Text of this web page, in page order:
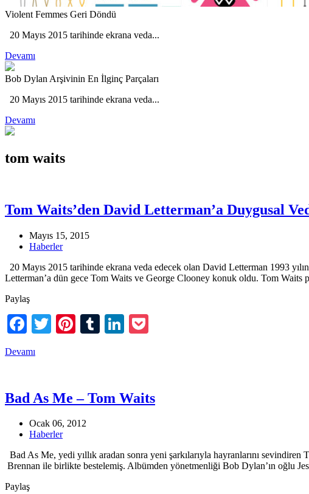
Violent Femmes Geri Döndü
20 Mayıs 2015 tarihinde ekrana veda...
Devamı
Bob Dylan Arşivinin En İlginç Parçaları
20 Mayıs 2015 tarihinde ekrana veda...
Devamı
tom waits
Tom Waits’den David Letterman’a Duygusal
Mayıs 15, 2015
Haberler
20 Mayıs 2015 tarihinde ekrana veda edecek olan David Letterman 1993
Letterman’a dün gece Tom Waits ve George Clooney konuk oldu. Tom
Paylaş
Facebook
TwitterPinterest
TumblrLinkedIn
Devamı
Bad As Me – Tom Waits
Ocak 06, 2012
Haberler
Bad As Me, yedi yıllık aradan sonra yeni şarkılarıyla hayranlarını
Brennan ile birlikte bestelemiş. Albümden yönetmenliği Bob Dylan’ın oğlu
Paylaş